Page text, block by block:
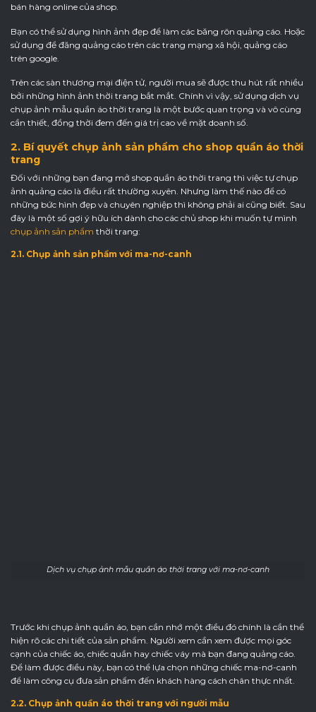
bán hàng online của shop.
Bạn có thể sử dụng hình ảnh đẹp để làm các băng rôn quảng cáo. Hoặc
sử dụng để đăng quảng cáo trên các trang mạng xã hội, quảng cáo
trên google.
Trên các sàn thương mại điện tử, người mua sẽ được thu hút rất nhiều
bởi những hình ảnh thời trang bắt mắt. Chính vì vậy, sử dụng dịch vụ
chụp ảnh mẫu quần áo thời trang là một bước quan trọng và vô cùng
cần thiết, đồng thời đem đến giá trị cao về mặt doanh số.
2. Bí quyết chụp ảnh sản phẩm cho shop quần áo thời
trang
Đối với những bạn đang mở shop quần áo thời trang thì việc tự chụp
ảnh quảng cáo là điều rất thường xuyên. Nhưng làm thế nào để có
những bức hình đẹp và chuyên nghiệp thì không phải ai cũng biết. Sau
đây là một số gợi ý hữu ích dành cho các chủ shop khi muốn tự mình
chụp ảnh sản phẩm thời trang:
2.1. Chụp ảnh sản phẩm với ma-nơ-canh
Dịch vụ chụp ảnh mẫu quần áo thời trang với ma-nơ-canh
Trước khi chụp ảnh quần áo, bạn cần nhớ một điều đó chính là cần thể
hiện rõ các chi tiết của sản phẩm. Người xem cần xem được mọi góc
cạnh của chiếc áo, chiếc quần hay chiếc váy mà bạn đang quảng cáo.
Để làm được điều này, bạn có thể lựa chọn những chiếc ma-nơ-canh
để làm công cụ đưa sản phẩm đến khách hàng cách chân thực nhất.
2.2. Chụp ảnh quần áo thời trang với người mẫu